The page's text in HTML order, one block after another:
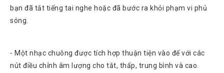
Dịch
Vụ
Sửa
bạn đã tắt tiếng tai nghe hoặc đã bước ra khỏi phạm vi phủ
sóng.
- Một nhạc chuông được tích hợp thuận tiện vào đế với các
nút điều chỉnh âm lượng cho tắt, thấp, trung bình và cao.